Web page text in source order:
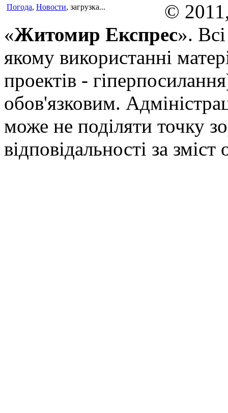
Погода, Новости, загрузка...
©
«Житомир Експрес».
якому використанні
проектів -
обов'язковим.
може не поділяти точку
відповідальності за